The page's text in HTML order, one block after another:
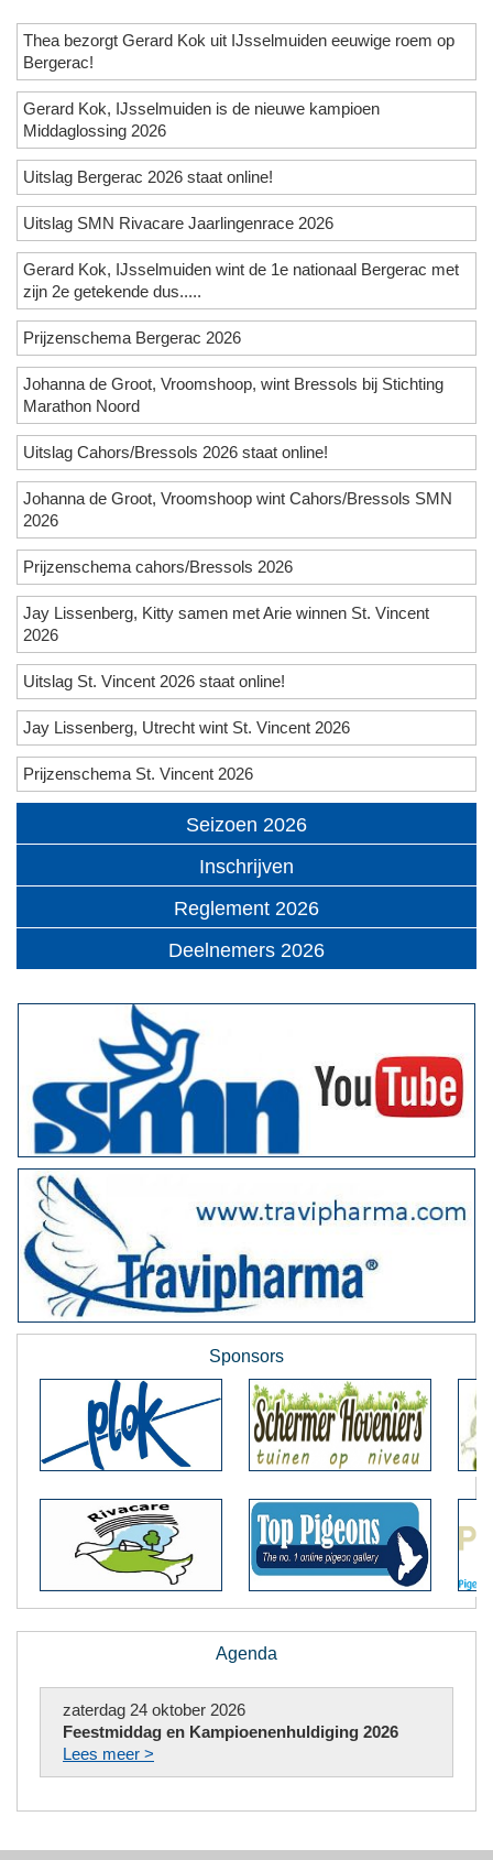
Thea bezorgt Gerard Kok uit IJsselmuiden eeuwige roem op
Bergerac!
Gerard Kok, IJsselmuiden is de nieuwe kampioen
Middaglossing 2026
Uitslag Bergerac 2026 staat online!
Uitslag SMN Rivacare Jaarlingenrace 2026
Gerard Kok, IJsselmuiden wint de 1e nationaal Bergerac met
zijn 2e getekende dus.....
Prijzenschema Bergerac 2026
Johanna de Groot, Vroomshoop, wint Bressols bij Stichting
Marathon Noord
Uitslag Cahors/Bressols 2026 staat online!
Johanna de Groot, Vroomshoop wint Cahors/Bressols SMN
2026
Prijzenschema cahors/Bressols 2026
Jay Lissenberg, Kitty samen met Arie winnen St. Vincent
2026
Uitslag St. Vincent 2026 staat online!
Jay Lissenberg, Utrecht wint St. Vincent 2026
Prijzenschema St. Vincent 2026
Seizoen 2026
Inschrijven
Reglement 2026
Deelnemers 2026
Sponsors
Agenda
zaterdag 24 oktober 2026
Feestmiddag en Kampioenenhuldiging 2026
Lees meer >